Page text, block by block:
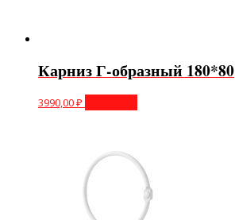
Карниз Г-образный 180*80
3990,00₽